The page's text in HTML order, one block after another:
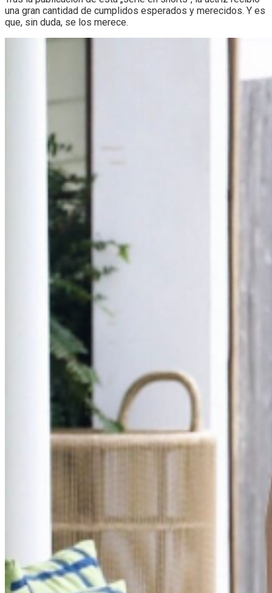
una gran cantidad de cumplidos esperados y merecidos. Y es
que, sin duda, se los merece.